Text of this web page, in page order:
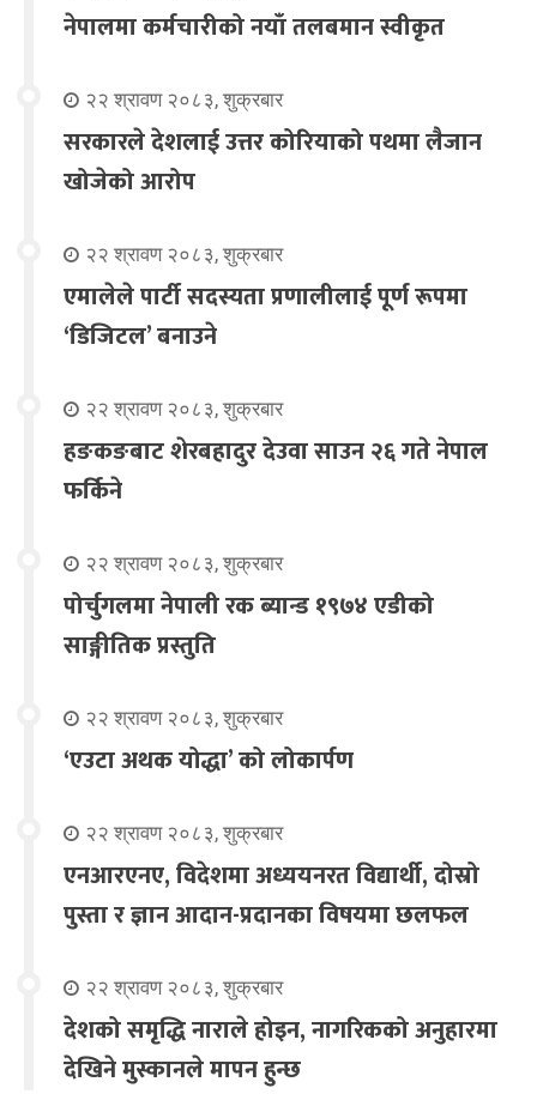
नेपालमा कर्मचारीको नयाँ तलबमान स्वीकृत
२२ श्रावण २०८३, शुक्रबार
सरकारले देशलाई उत्तर कोरियाको पथमा लैजान
खोजेको आरोप
२२ श्रावण २०८३, शुक्रबार
एमालेले पार्टी सदस्यता प्रणालीलाई पूर्ण रूपमा
‘डिजिटल’ बनाउने
२२ श्रावण २०८३, शुक्रबार
हङकङबाट शेरबहादुर देउवा साउन २६ गते नेपाल
फर्किने
२२ श्रावण २०८३, शुक्रबार
पोर्चुगलमा नेपाली रक ब्यान्ड १९७४ एडीको
साङ्गीतिक प्रस्तुति
२२ श्रावण २०८३, शुक्रबार
‘एउटा अथक योद्धा’ को लोकार्पण
२२ श्रावण २०८३, शुक्रबार
एनआरएनए, विदेशमा अध्ययनरत विद्यार्थी, दोस्रो
पुस्ता र ज्ञान आदान-प्रदानका विषयमा छलफल
२२ श्रावण २०८३, शुक्रबार
देशको समृद्धि नाराले होइन, नागरिकको अनुहारमा
देखिने मुस्कानले मापन हुन्छ